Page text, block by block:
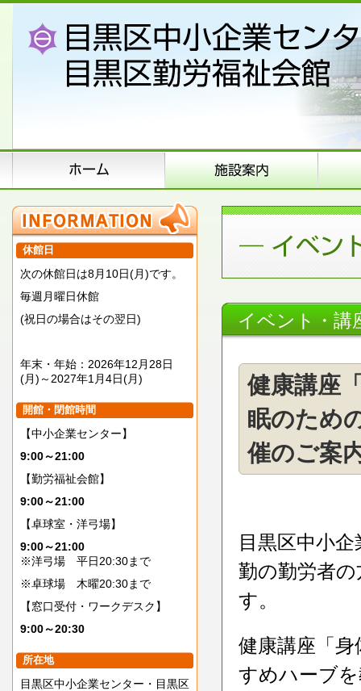
休館日
次の休館日は8月10日(月)です。
毎週月曜日休館
(祝日の場合はその翌日)
年末・年始：2026年12月28日
(月)～2027年1月4日(月)
開館・閉館時間
【中小企業センター】
9:00～21:00
【勤労福祉会館】
9:00～21:00
【卓球室・洋弓場】
9:00～21:00
※洋弓場 平日20:30まで
※卓球場 木曜20:30まで
【窓口受付・ワークデスク】
9:00～20:30
所在地
目黒区中小企業センター・目黒区
イベント・講
健康講座
眠のため
催のご案
目黒区中小
勤の勤労者
す。
健康講座「
すめハーブ